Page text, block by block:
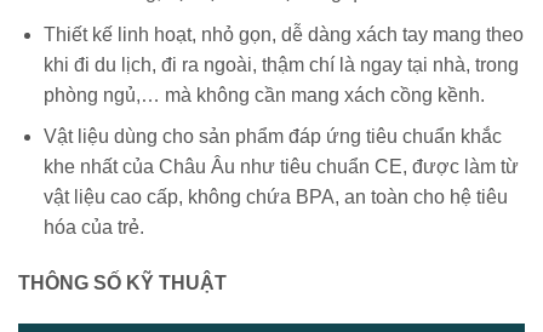
Thiết kế linh hoạt, nhỏ gọn, dễ dàng xách tay mang theo
khi đi du lịch, đi ra ngoài, thậm chí là ngay tại nhà, trong
phòng ngủ,… mà không cần mang xách cồng kềnh.
Vật liệu dùng cho sản phẩm đáp ứng tiêu chuẩn khắc
khe nhất của Châu Âu như tiêu chuẩn CE, được làm từ
vật liệu cao cấp, không chứa BPA, an toàn cho hệ tiêu
hóa của trẻ.
THÔNG SỐ KỸ THUẬT